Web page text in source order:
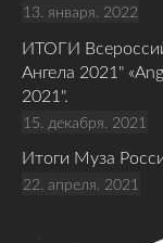
13. января. 2022
ИТОГИ
Ангела 2021"
2021".
15. декабря. 2021
Итоги Муза
22. апреля. 2021